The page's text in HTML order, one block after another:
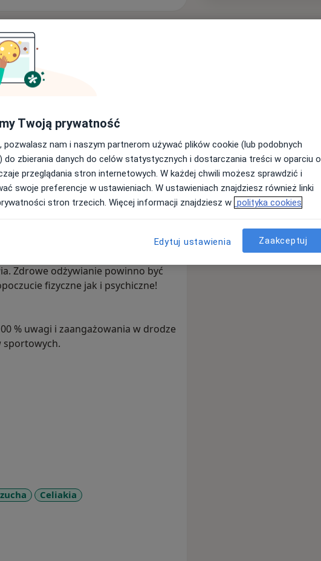
Dietetykiem Sportowym oraz
wiedzę zdobywałam w trakcie
w Katowicach oraz podczas
pod okiem najlepszych
członkiem Polskiego
że wszystko
Polskich Towarzystw
skuteczną motywację do działania.
żywienia oraz spersonalizowanym
ze mną współpracę nie musisz
czy jajecznicą w niedzielny
nawyków żywieniowych, a co
ciała, budowanie mięśni,
sportowych bez wyrzeczeń,
bycia na diecie.tak aby dostarczać
mineralnych w zależności od
Zdrowe odżywianie powinno być
fizyczne jak i psychiczne!
% uwagi i zaangażowania w drodze
sportowych.
Celiakia
Twoją prywatność
pozwalasz nam i naszym partnerom używać plików cookie (lub podobnych
do zbierania danych do celów statystycznych i dostarczania treści w oparciu o
przeglądania stron internetowych. W każdej chwili możesz sprawdzić i
swoje preferencje w ustawieniach. W ustawieniach znajdziesz również linki
stron trzecich. Więcej informacji znajdziesz w polityka cookies
Edytuj ustawienia Zaakceptuj